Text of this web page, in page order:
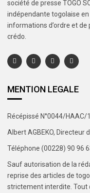
société de presse TOGO
indépendante togolaise
informations d’ordre et
crédo.
MENTION LEGALE
Récépissé N°0044/
Albert AGBEKO, Directeur
Téléphone (00228) 90 96
Sauf autorisation de la
reprise des articles de
strictement interdite. Tout